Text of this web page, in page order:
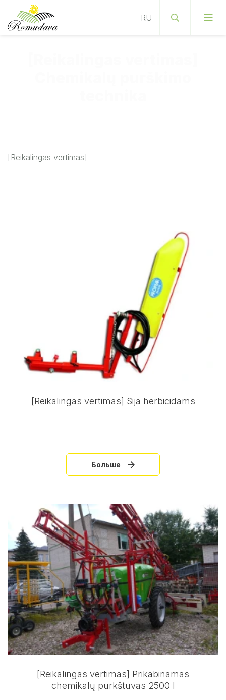
[Reikalingas vertimas]
[Reikalingas vertimas] Sija herbicidams
Больше
[Reikalingas vertimas] Prikabinamas
chemikalų purkštuvas 2500 l